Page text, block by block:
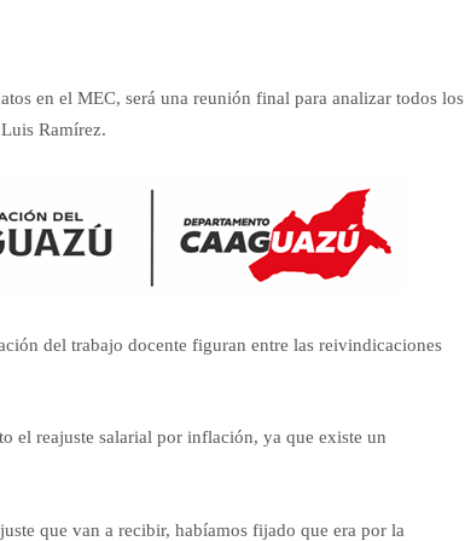
en el MEC, será una reunión final para analizar todos los
Ramírez.
del trabajo docente figuran entre las reivindicaciones
el reajuste salarial por inflación, ya que existe un
que van a recibir, habíamos fijado que era por la